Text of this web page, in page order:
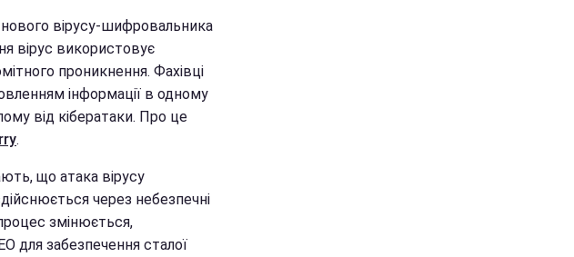
вірусу-шифровальника
вірус використовує
проникнення. Фахівці
інформації в одному
від кібератаки. Про це
.
що атака вірусу
через небезпечні
змінюється,
для забезпечення сталої